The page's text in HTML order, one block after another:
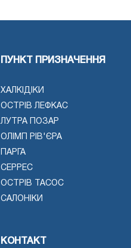
ПУНКТ ПРИЗНАЧЕННЯ
ХАЛКІДІКИ
ОСТРІВ ЛЕФКАС
ЛУТРА ПОЗАР
ОЛІМП РІВ'ЄРА
ПАРГА
СЕРРЕС
ОСТРІВ ТАСОС
САЛОНІКИ
КОНТАКТ